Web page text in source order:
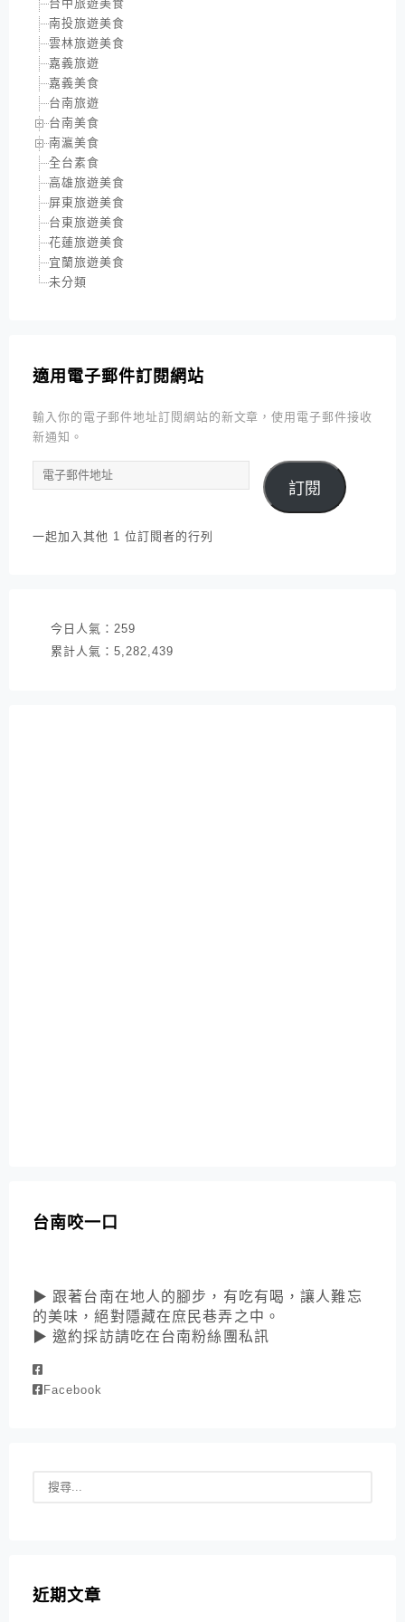
台中旅遊美食
南投旅遊美食
雲林旅遊美食
嘉義旅遊
嘉義美食
台南旅遊
台南美食
南瀛美食
全台素食
高雄旅遊美食
屏東旅遊美食
台東旅遊美食
花蓮旅遊美食
宜蘭旅遊美食
未分類
適用電子郵件訂閱網站
輸入你的電子郵件地址訂閱網站的新文章，使用電子郵件接收
新通知。
電
子
件
訂閱
一起加入其他 1 位訂閱者的行列
今日人氣： 259
累計人氣： 5,282,439
台南咬一口
▶ 跟著台南在地人的腳步，有吃有喝，讓人難忘
的美味，絕對隱藏在庶民巷弄之中。
▶ 邀約採訪請吃在台南粉絲團私訊
Facebook
近期文章